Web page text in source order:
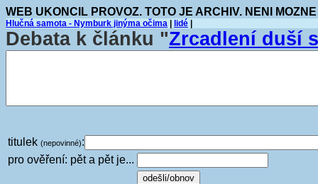
WEB UKONCIL PROVOZ. TOTO JE ARCHIV. NENI
Hlučná samota - Nymburk jinýma očima lidé
Debata k článku "Zrcadlení duší
titulek (nepovinné):
pro ověření: pět a pět je...